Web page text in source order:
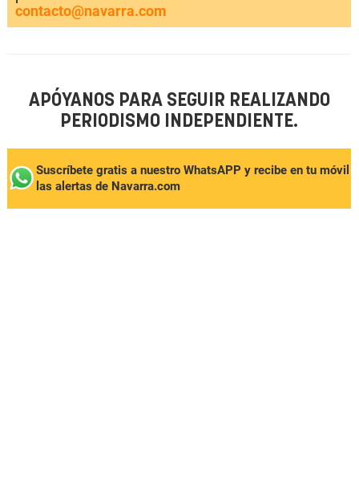
contacto@navarra.com
APÓYANOS PARA SEGUIR REALIZANDO
PERIODISMO INDEPENDIENTE.
Suscríbete gratis a nuestro WhatsAPP y recibe en tu móvil
las alertas de Navarra.com